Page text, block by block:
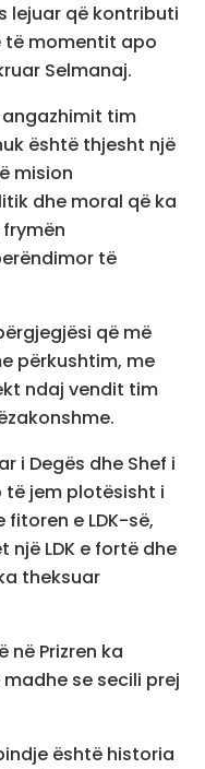
lejuar që kontributi
momentit apo
Selmanaj.
tim
është thjesht një
mision
dhe moral që ka
të
që më
përkushtim, me
ndaj vendit tim
i Degës dhe Shef i
të jem plotësisht i
e LDK-së,
një LDK e fortë dhe
theksuar
në Prizren ka
se secili prej
është historia